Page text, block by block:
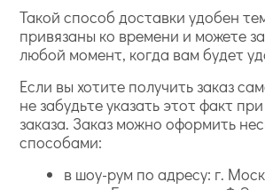
Такой способ доставки удобен
привязаны ко времени и можете
любой момент, когда вам будет
Если вы хотите получить заказ
не забудьте указать этот факт
заказа. Заказ можно оформить
способами:
в шоу-рум по адресу: г.